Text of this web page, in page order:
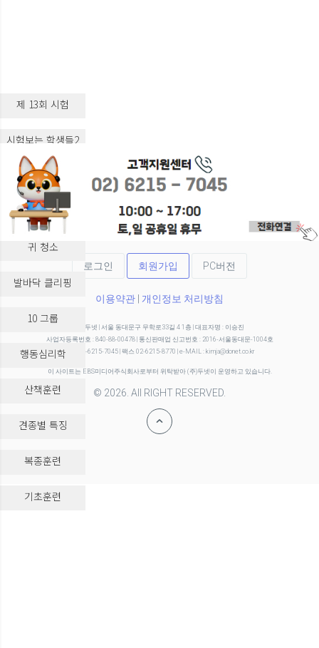
제 13회 시험
시험보는 학생들2
시험보는 학생들3
실습 교육
귀 청소
발바닥 클리핑
10 그룹
행동심리학
산책훈련
견종별 특징
복종훈련
기초훈련
로그인 회원가입 PC버전
이용약관 개인정보 처리방침
(주)두넷 | 서울 동대문구 무학로33길 4 1층 | 대표자명 : 이승진
사업자등록번호 : 840-88-00478 | 통신판매업 신고번호 : 2016-서울동대문-1004호
전화 02-6215-7045 | 팩스 02-6215-8770 | e-MAIL : kimja@donet.co.kr
이 사이트는 EBS미디어주식회사로부터 위탁받아 (주)두넷이 운영하고 있습니다.
© 2026. All RIGHT RESERVED.